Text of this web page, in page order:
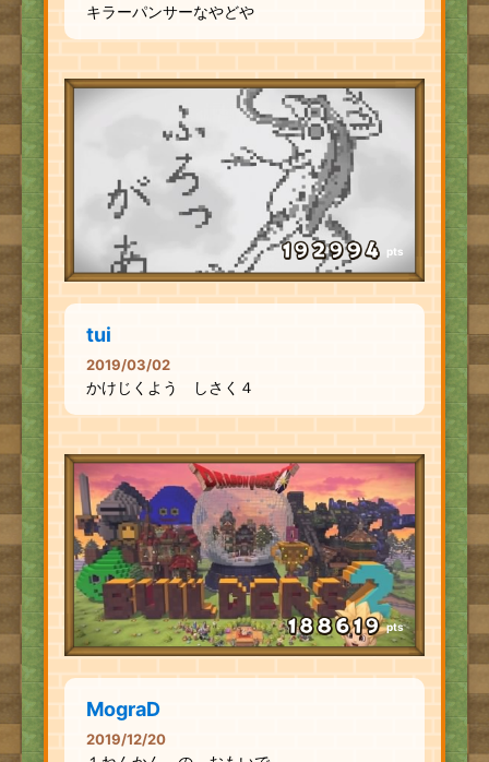
キラーパンサーなやどや
pts
tui
2019/03/02
かけじくよう しさく４
pts
MograD
2019/12/20